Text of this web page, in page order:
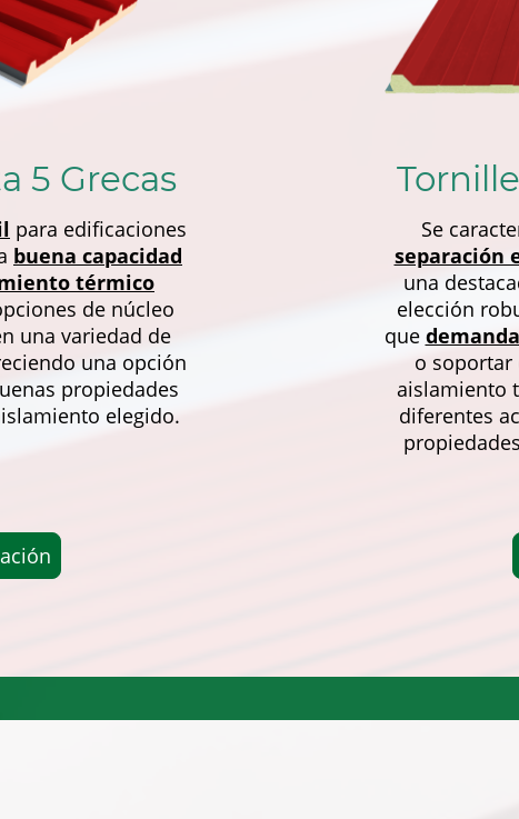
5 Grecas
para edificaciones
buena capacidad
térmico
de núcleo
una variedad de
una opción
propiedades
elegido.
Se
separación
una
elección
que
o soportar
aislamiento
diferentes